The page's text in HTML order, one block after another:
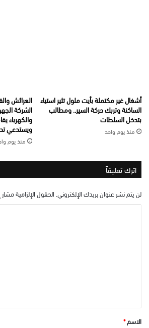
أشغال غير مكتملة بأيت ملول تثير استياء
الساكنة وتربك حركة السير.. ومطالب
بتدخل السلطات
منذ يوم واحد
العرائش
الشركة
والكهرباء
ويستدعي
منذ يوم
اترك تعليقاً
لن يتم نشر عنوان بريدك الإلكتروني. الحقول الإلزامية مشار
*الاسم*